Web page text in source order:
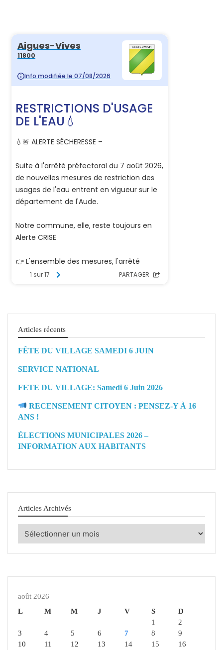
Articles récents
FÊTE DU VILLAGE SAMEDI 6 JUIN
SERVICE NATIONAL
FETE DU VILLAGE: Samedi 6 Juin 2026
RECENSEMENT CITOYEN : PENSEZ-Y À 16
ANS !
ÉLECTIONS MUNICIPALES 2026 –
INFORMATION AUX HABITANTS
Articles Archivés
Articles
Archivés
août 2026
L
M M J V S
D
1
2
3
4 5 6 7 8
9
10
11 12 13 14 15
16